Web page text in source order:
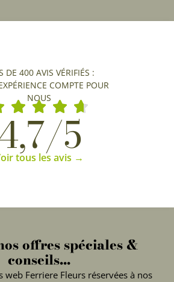
DE 400 AVIS VÉRIFIÉS :
COMPTE POUR
NOUS
5
tous les avis →
offres spéciales &
conseils...
web Ferriere Fleurs réservées à nos